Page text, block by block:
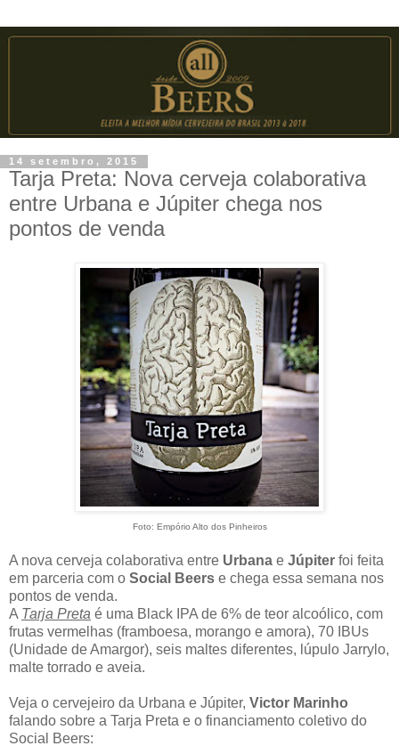
14 setembro, 2015
Tarja Preta: Nova cerveja colaborativa
entre Urbana e Júpiter chega nos
pontos de venda
Foto: Empório Alto dos Pinheiros
A nova cerveja colaborativa entre Urbana e Júpiter foi feita
em parceria com o Social Beers e chega essa semana nos
pontos de venda.
A Tarja Preta é uma Black IPA de 6% de teor alcoólico, com
frutas vermelhas (framboesa, morango e amora), 70 IBUs
(Unidade de Amargor), seis maltes diferentes, lúpulo Jarrylo,
malte torrado e aveia.
Veja o cervejeiro da Urbana e Júpiter, Victor Marinho
falando sobre a Tarja Preta e o financiamento coletivo do
Social Beers: